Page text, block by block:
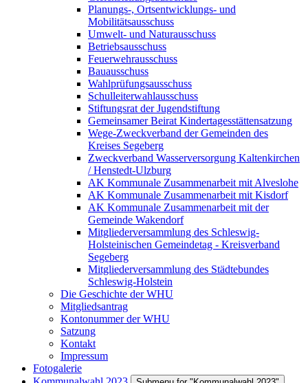
Planungs-, Ortsentwicklungs- und
Mobilitätsausschuss
Umwelt- und Naturausschuss
Betriebsausschuss
Feuerwehrausschuss
Bauausschuss
Wahlprüfungsausschuss
Schulleiterwahlausschuss
Stiftungsrat der Jugendstiftung
Gemeinsamer Beirat Kindertagesstättensatzung
Wege-Zweckverband der Gemeinden des
Kreises Segeberg
Zweckverband Wasserversorgung Kaltenkirchen
/ Henstedt-Ulzburg
AK Kommunale Zusammenarbeit mit Alveslohe
AK Kommunale Zusammenarbeit mit Kisdorf
AK Kommunale Zusammenarbeit mit der
Gemeinde Wakendorf
Mitgliederversammlung des Schleswig-
Holsteinischen Gemeindetag - Kreisverband
Segeberg
Mitgliederversammlung des Städtebundes
Schleswig-Holstein
Die Geschichte der WHU
Mitgliedsantrag
Kontonummer der WHU
Satzung
Kontakt
Impressum
Fotogalerie